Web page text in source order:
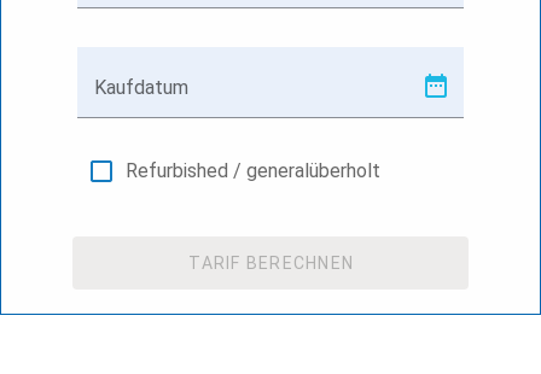
Kaufdatum
Refurbished / generalüberholt
TARIF BERECHNEN